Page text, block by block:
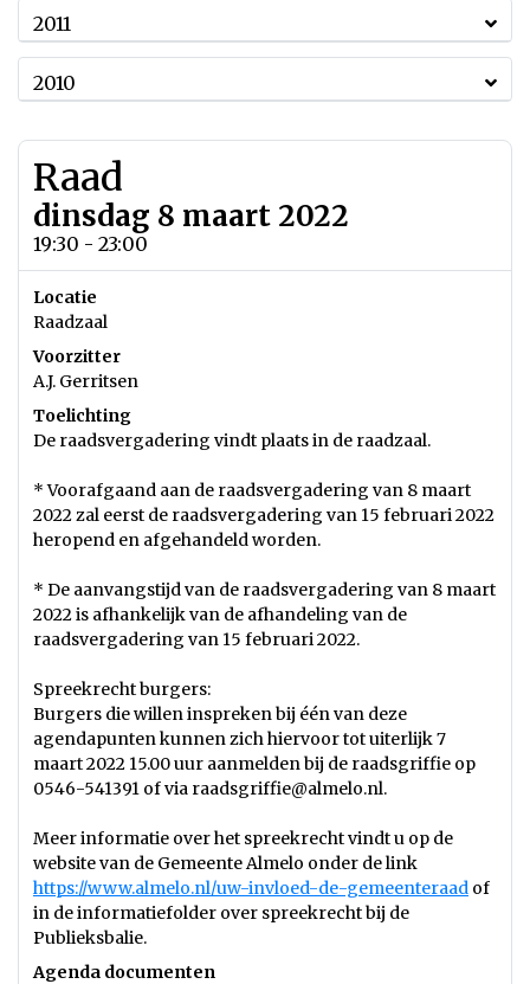
2011
2010
Raad
dinsdag 8 maart 2022
19:30 - 23:00
Locatie
Raadzaal
Voorzitter
A.J. Gerritsen
Toelichting
De raadsvergadering vindt plaats in de raadzaal.
* Voorafgaand aan de raadsvergadering van 8 maart
2022 zal eerst de raadsvergadering van 15 februari 2022
heropend en afgehandeld worden.
* De aanvangstijd van de raadsvergadering van 8 maart
2022 is afhankelijk van de afhandeling van de
raadsvergadering van 15 februari 2022.
Spreekrecht burgers:
Burgers die willen inspreken bij één van deze
agendapunten kunnen zich hiervoor tot uiterlijk 7
maart 2022 15.00 uur aanmelden bij de raadsgriffie op
0546-541391 of via raadsgriffie@almelo.nl.
Meer informatie over het spreekrecht vindt u op de
website van de Gemeente Almelo onder de link
https://www.almelo.nl/uw-invloed-de-gemeenteraad of
in de informatiefolder over spreekrecht bij de
Publieksbalie.
Agenda documenten